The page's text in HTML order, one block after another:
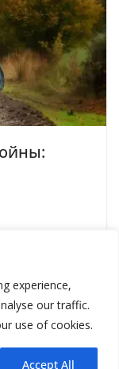
experience,
our traffic.
use of cookies.
Accept All
byWordPress